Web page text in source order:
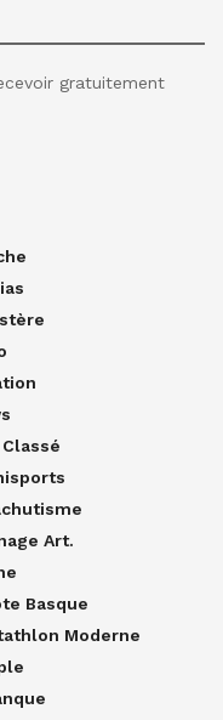
gratuitement
Art.
Basque
Moderne